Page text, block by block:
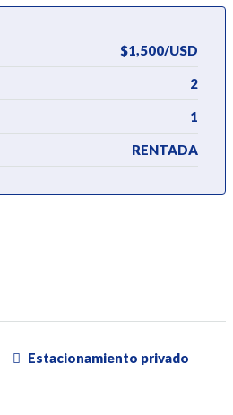
$1,500/USD
2
1
RENTADA
Estacionamiento privado